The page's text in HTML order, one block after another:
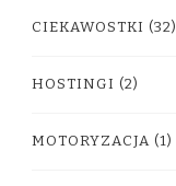
CIEKAWOSTKI (32)
HOSTINGI (2)
MOTORYZACJA (1)